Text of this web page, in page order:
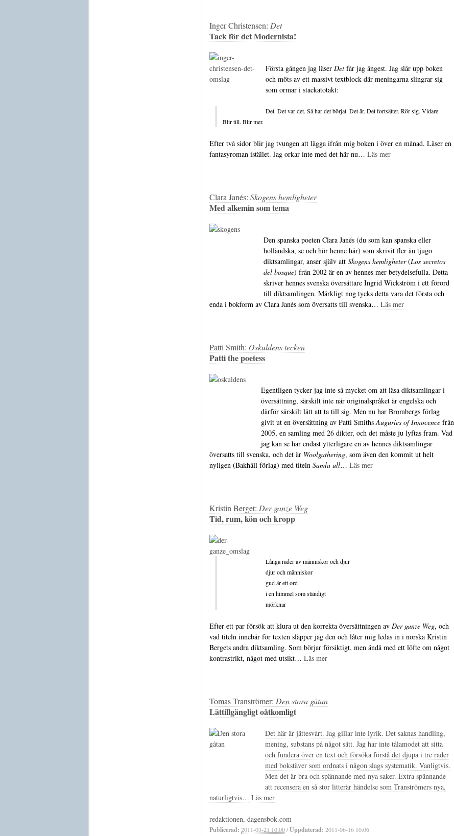
Inger Christensen: Det
Tack för det Modernista!
Första gången jag läser Det får jag ångest. Jag slår upp boken
och möts av ett massivt textblock där meningarna slingrar sig
som ormar i stackatotakt:
Det. Det var det. Så har det börjat. Det är. Det fortsätter. Rör sig. Vidare.
Blir till. Blir mer.
Efter två sidor blir jag tvungen att lägga ifrån mig boken i över en månad. Läser en
fantasyroman istället. Jag orkar inte med det här nu… Läs mer
Clara Janés: Skogens hemligheter
Med alkemin som tema
Den spanska poeten Clara Janés (du som kan spanska eller
holländska, se och hör henne här) som skrivit fler än tjugo
diktsamlingar, anser själv att Skogens hemligheter(Los secretos
del bosque) från 2002 är en av hennes mer betydelsefulla. Detta
skriver hennes svenska översättare Ingrid Wickström i ett förord
till diktsamlingen. Märkligt nog tycks detta vara det första och
enda i bokform av Clara Janés som översatts till svenska… Läs mer
Patti Smith: Oskuldens tecken
Patti the poetess
Egentligen tycker jag inte så mycket om att läsa diktsamlingar i
översättning, särskilt inte när originalspråket är engelska och
därför särskilt lätt att ta till sig. Men nu har Brombergs förlag
givit ut en översättning av Patti Smiths Auguries of Innocence från
2005, en samling med 26 dikter, och det måste ju lyftas fram. Vad
jag kan se har endast ytterligare en av hennes diktsamlingar
översatts till svenska, och det är Woolgathering, som även den kommit ut helt
nyligen (Bakhåll förlag) med titeln Samla ull… Läs mer
Kristin Berget: Der ganze Weg
Tid, rum, kön och kropp
Långa rader av människor och djur
djur och människor
gud är ett ord
i en himmel som ständigt
mörknar
Efter ett par försök att klura ut den korrekta översättningen av Der ganze Weg, och
vad titeln innebär för texten släpper jag den och låter mig ledas in i norska Kristin
Bergets andra diktsamling. Som börjar försiktigt, men ändå med ett löfte om något
kontrastrikt, något med utsikt… Läs mer
Tomas Tranströmer: Den stora gåtan
Lättillgängligt oåtkomligt
Det här är jättesvårt. Jag gillar inte lyrik. Det saknas handling,
mening, substans på något sätt. Jag har inte tålamodet att sitta
och fundera över en text och försöka förstå det djupa i tre rader
med bokstäver som ordnats i någon slags systematik. Vanligtvis.
Men det är bra och spännande med nya saker. Extra spännande
att recensera en så stor litterär händelse som Tranströmers nya,
naturligtvis… Läs mer
redaktionen, dagensbok.com
Publicerad: 2011-03-21 10:00/Uppdaterad: 2011-06-16 10:06